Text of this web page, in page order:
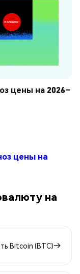
цены на 2026–
цены на
на
Bitcoin (BTC)